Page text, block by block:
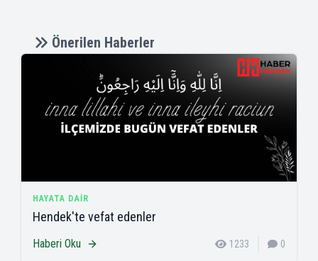
Önerilen Haberler
HAYATA DAIR
Hendek'te vefat edenler
Haberi Oku 1233 0